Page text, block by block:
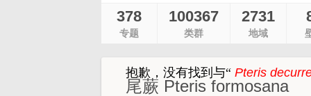
378
专题
100367
类群
2731
地域
抱歉，没有找到与“Pteris
尾蕨 Pteris formosana